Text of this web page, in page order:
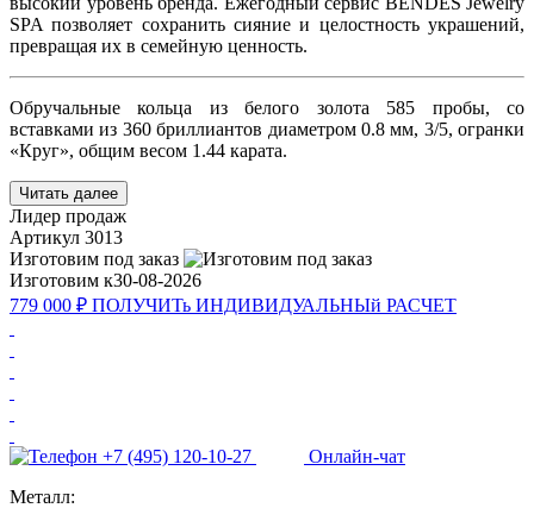
SPA позволяет сохранить сияние и целостность украшений,
превращая их в семейную ценность.
Обручальные кольца из белого золота 585 пробы, со
вставками из 360 бриллиантов диаметром 0.8 мм, 3/5, огранки
«Круг», общим весом 1.44 карата.
Читать далее
Лидер продаж
Артикул 3013
Изготовим под заказ
Изготовим к30-08-2026
779 000 ₽ ПОЛУЧИТь ИНДИВИДУАЛЬНЫй РАСЧЕТ
+7 (495) 120-10-27
Онлайн-чат
Металл: